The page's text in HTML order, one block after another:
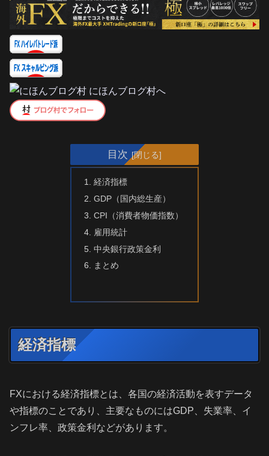
目次
経済指標
GDP（国内総生産）
CPI（消費者物価指数）
雇用統計
中央銀行政策金利
まとめ
経済指標
FXにおける経済指標とは、各国の経済活動を表すデータ
や指標のことであり、主要なものにはGDP、失業率、イ
ンフレ率、政策金利などがあります。